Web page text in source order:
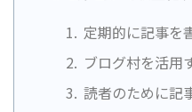
定期的に記事を
ブログ村を活用
読者のために記